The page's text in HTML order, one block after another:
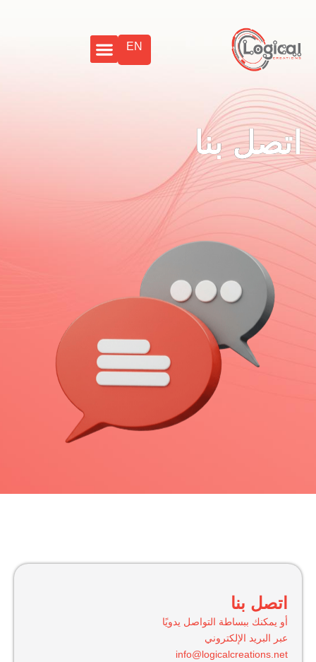
EN
اتصل بنا
اتصل بنا
أو يمكنك ببساطة التواصل يدويًا
عبر البريد الإلكتروني
info@logicalcreations.net